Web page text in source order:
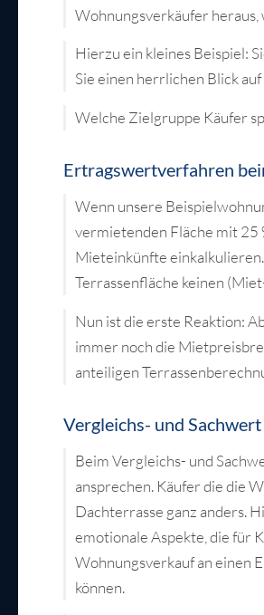
Wohnungsverkäufer
Hierzu ein kleines Beispiel:
Sie einen herrlichen Blick
Welche Zielgruppe Käufer
Ertragswertverfahren
Wenn unsere
vermietenden Fläche mit 25
Mieteinkünfte
Terrassenfläche keinen
Nun ist die erste Reaktion:
immer noch die
anteiligen
Vergleichs- und
Beim Vergleichs- und
ansprechen. Käufer die die
Dachterrasse ganz anders.
emotionale Aspekte, die für
Wohnungsverkauf an einen
können.